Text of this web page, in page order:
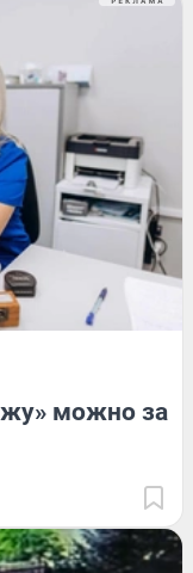
можно за